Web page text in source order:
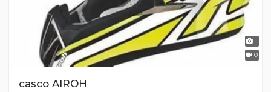
1
0
casco AIROH